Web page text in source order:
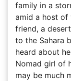
family in a
amid a host of
friend, a
to the Sahara
heard about
Nomad girl of
may be much